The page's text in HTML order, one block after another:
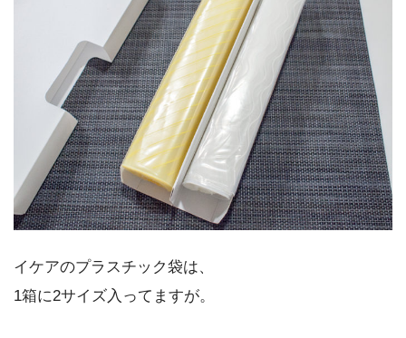
イケアのプラスチック袋は、
1箱に2サイズ入ってますが。